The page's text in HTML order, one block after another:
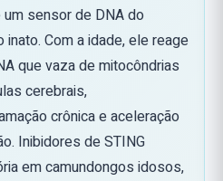
um sensor de DNA do
Com a idade, ele reage
que vaza de mitocôndrias
cerebrais,
crônica e aceleração
Inibidores de STING
em camundongos idosos,